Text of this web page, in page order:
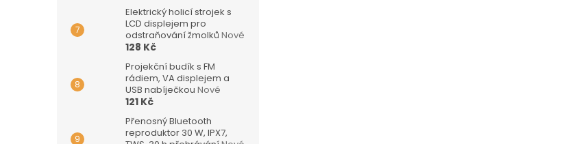
Elektrický holicí strojek s
LCD displejem pro
odstraňování žmolků Nové
128 Kč
Projekční budík s FM
rádiem, VA displejem a
USB nabíječkou Nové
121 Kč
Přenosný Bluetooth
reproduktor 30 W, IPX7,